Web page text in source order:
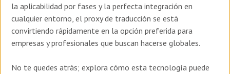
la aplicabilidad por fases y la perfecta integración en
cualquier entorno, el proxy de traducción se está
convirtiendo rápidamente en la opción preferida para
empresas y profesionales que buscan hacerse globales.
No te quedes atrás; explora cómo esta tecnología puede